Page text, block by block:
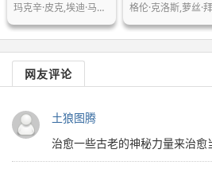
玛克辛·皮克,埃迪·马森,马修·麦克费…
网友评论
土狼图腾
治愈一些古老的神秘力量来治愈